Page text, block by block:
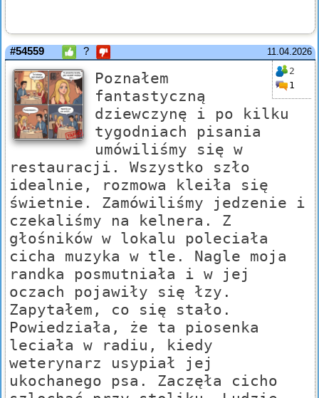
11.04.2026
#54559 ?
2
1
Poznałem
fantastyczną
dziewczynę i po kilku
tygodniach pisania
umówiliśmy się w
restauracji. Wszystko szło
idealnie, rozmowa kleiła się
świetnie. Zamówiliśmy jedzenie i
czekaliśmy na kelnera. Z
głośników w lokalu poleciała
cicha muzyka w tle. Nagle moja
randka posmutniała i w jej
oczach pojawiły się łzy.
Zapytałem, co się stało.
Powiedziała, że ta piosenka
leciała w radiu, kiedy
weterynarz usypiał jej
ukochanego psa. Zaczęła cicho